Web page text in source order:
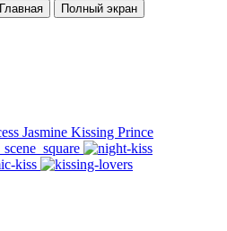
Главная Полный экран